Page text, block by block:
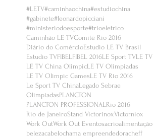
#LETV#caminhaochina#estudiochina
#gabinete#leonardopicciani
#ministeriodoesporte#trioeletrico
Caminhão LE TVComitê Rio 2016
Diário do ComércioEstudio LE TV Brasil
Estudio TVFIBEL FIBEL 2016LE Sport TVLE TV
LE TV China OlimpicLE TV Olimpiadas
LE TV Olimpic GamesLE TV Rio 2016
Le Sport TV ChinaLegado Sebrae
OlimpiadasPLANCTON
PLANCTON PROFESSIONAL Rio 2016
Rio de JaneiroStand Victorinox Victorniox
Work OutWork Out Eventosacrioalimentação
belezacabelochama empreendedoracheff